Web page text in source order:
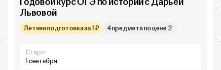
Львовой
Летняя подготовка за 1 ₽ 4 предмета по цене 2
Старт:
1 сентября